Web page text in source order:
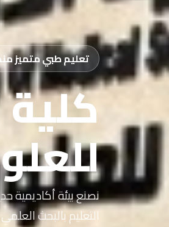
تعليم طبي متميز منذ
كلية
نصنع بيئة أكاديمية
التعليم بالبحث